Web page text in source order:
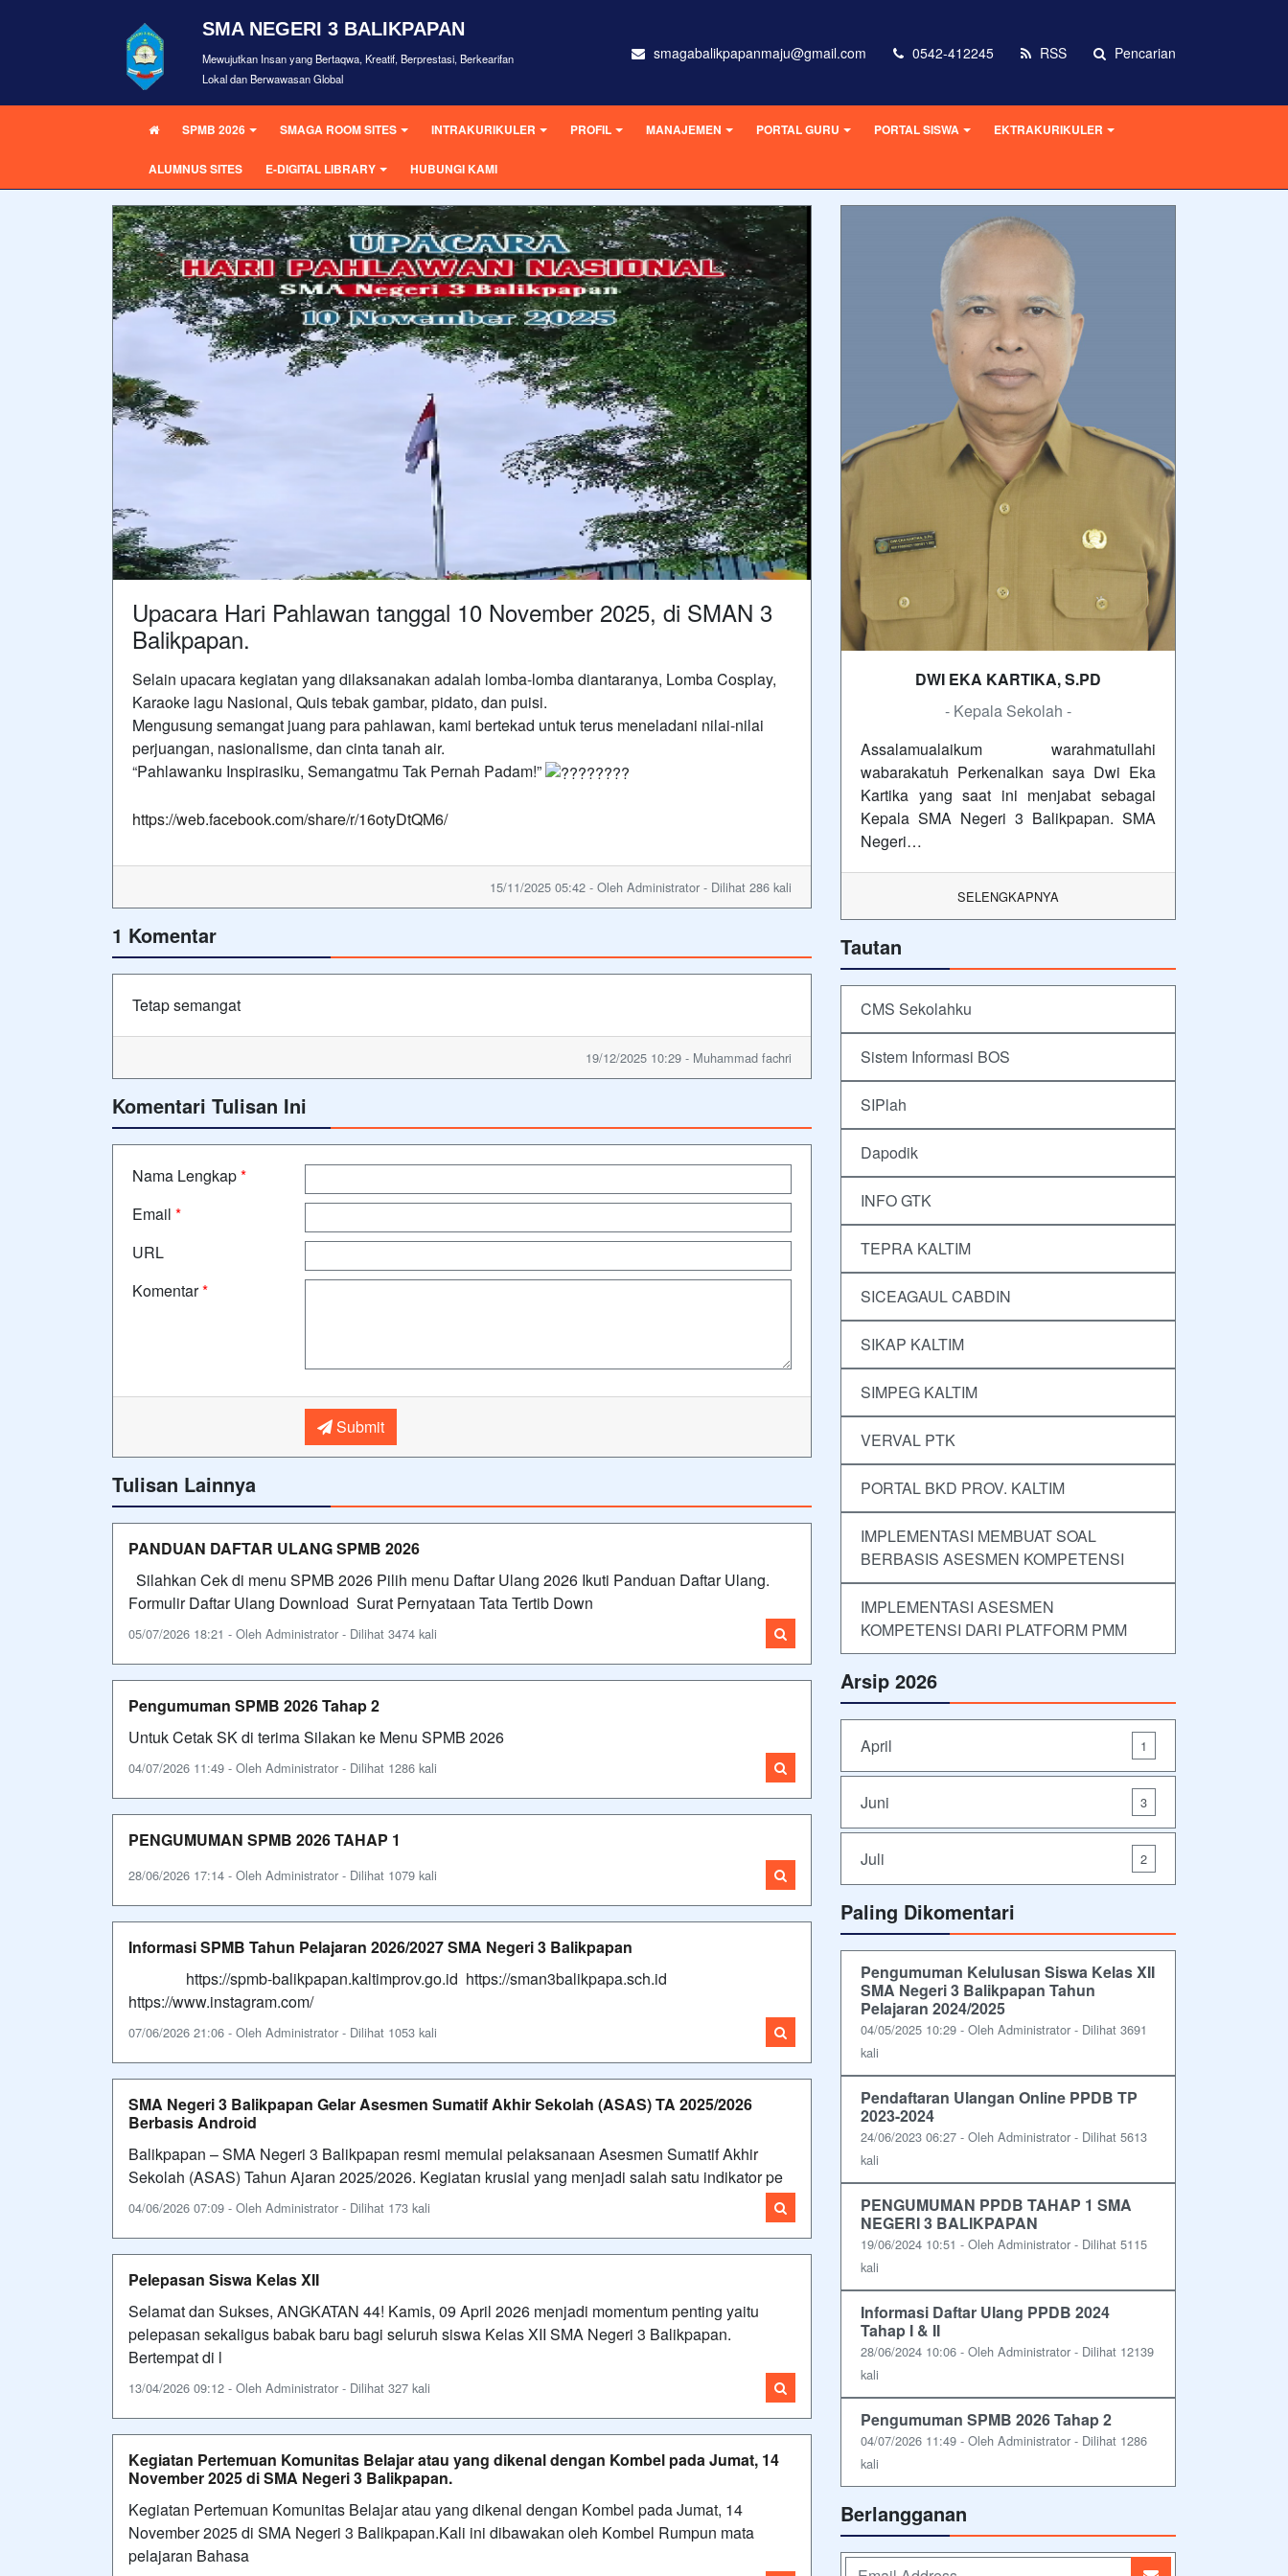
SMA NEGERI 3 BALIKPAPAN
Mewujutkan Insan yang Bertaqwa, Kreatif, Berprestasi, Berkearifan
Lokal dan Berwawasan Global
smagabalikpapanmaju@gmail.com 0542-412245 RSS Pencarian
SPMB 2026 SMAGA ROOM SITES INTRAKURIKULER PROFIL MANAJEMEN PORTAL GURU PORTAL SISWA EKTRAKURIKULER
ALUMNUS SITES E-DIGITAL LIBRARY HUBUNGI KAMI
Upacara Hari Pahlawan tanggal 10 November 2025, di SMAN 3
Balikpapan.
Selain upacara kegiatan yang dilaksanakan adalah lomba-lomba diantaranya, Lomba Cosplay,
Karaoke lagu Nasional, Quis tebak gambar, pidato, dan puisi.
Mengusung semangat juang para pahlawan, kami bertekad untuk terus meneladani nilai-nilai
perjuangan, nasionalisme, dan cinta tanah air.
“Pahlawanku Inspirasiku, Semangatmu Tak Pernah Padam!”
https://web.facebook.com/share/r/16otyDtQM6/
15/11/2025 05:42 - Oleh Administrator - Dilihat 286 kali
1 Komentar
Tetap semangat
19/12/2025 10:29 - Muhammad fachri
Komentari Tulisan Ini
Nama Lengkap*
Email *
URL
Komentar*
Submit
Tulisan Lainnya
PANDUAN DAFTAR ULANG SPMB 2026
Silahkan Cek di menu SPMB 2026 Pilih menu Daftar Ulang 2026 Ikuti Panduan Daftar Ulang.
Formulir Daftar Ulang Download Surat Pernyataan Tata Tertib Down
05/07/2026 18:21 - Oleh Administrator - Dilihat 3474 kali
Pengumuman SPMB 2026 Tahap 2
Untuk Cetak SK di terima Silakan ke Menu SPMB 2026
04/07/2026 11:49 - Oleh Administrator - Dilihat 1286 kali
PENGUMUMAN SPMB 2026 TAHAP 1
28/06/2026 17:14 - Oleh Administrator - Dilihat 1079 kali
Informasi SPMB Tahun Pelajaran 2026/2027 SMA Negeri 3 Balikpapan
https://spmb-balikpapan.kaltimprov.go.id https://sman3balikpapa.sch.id
https://www.instagram.com/
07/06/2026 21:06 - Oleh Administrator - Dilihat 1053 kali
SMA Negeri 3 Balikpapan Gelar Asesmen Sumatif Akhir Sekolah (ASAS) TA 2025/2026
Berbasis Android
Balikpapan – SMA Negeri 3 Balikpapan resmi memulai pelaksanaan Asesmen Sumatif Akhir
Sekolah (ASAS) Tahun Ajaran 2025/2026. Kegiatan krusial yang menjadi salah satu indikator pe
04/06/2026 07:09 - Oleh Administrator - Dilihat 173 kali
Pelepasan Siswa Kelas XII
Selamat dan Sukses, ANGKATAN 44! Kamis, 09 April 2026 menjadi momentum penting yaitu
pelepasan sekaligus babak baru bagi seluruh siswa Kelas XII SMA Negeri 3 Balikpapan.
Bertempat di l
13/04/2026 09:12 - Oleh Administrator - Dilihat 327 kali
Kegiatan Pertemuan Komunitas Belajar atau yang dikenal dengan Kombel pada Jumat, 14
November 2025 di SMA Negeri 3 Balikpapan.
Kegiatan Pertemuan Komunitas Belajar atau yang dikenal dengan Kombel pada Jumat, 14
November 2025 di SMA Negeri 3 Balikpapan.Kali ini dibawakan oleh Kombel Rumpun mata
pelajaran Bahasa
DWI EKA KARTIKA, S.PD
- Kepala Sekolah -
Assalamualaikum warahmatullahi
wabarakatuh Perkenalkan saya Dwi Eka
Kartika yang saat ini menjabat sebagai
Kepala SMA Negeri 3 Balikpapan. SMA
Negeri…
SELENGKAPNYA
Tautan
CMS Sekolahku
Sistem Informasi BOS
SIPlah
Dapodik
INFO GTK
TEPRA KALTIM
SICEAGAUL CABDIN
SIKAP KALTIM
SIMPEG KALTIM
VERVAL PTK
PORTAL BKD PROV. KALTIM
IMPLEMENTASI MEMBUAT SOAL
BERBASIS ASESMEN KOMPETENSI
IMPLEMENTASI ASESMEN
KOMPETENSI DARI PLATFORM PMM
Arsip 2026
April 1
Juni 3
Juli 2
Paling Dikomentari
Pengumuman Kelulusan Siswa Kelas XII
SMA Negeri 3 Balikpapan Tahun
Pelajaran 2024/2025
04/05/2025 10:29 - Oleh Administrator - Dilihat 3691
kali
Pendaftaran Ulangan Online PPDB TP
2023-2024
24/06/2023 06:27 - Oleh Administrator - Dilihat 5613
kali
PENGUMUMAN PPDB TAHAP 1 SMA
NEGERI 3 BALIKPAPAN
19/06/2024 10:51 - Oleh Administrator - Dilihat 5115
kali
Informasi Daftar Ulang PPDB 2024
Tahap I & II
28/06/2024 10:06 - Oleh Administrator - Dilihat 12139
kali
Pengumuman SPMB 2026 Tahap 2
04/07/2026 11:49 - Oleh Administrator - Dilihat 1286
kali
Berlangganan